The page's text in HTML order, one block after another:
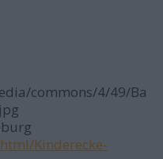
commons/4/49/Ba
Kinderecke-